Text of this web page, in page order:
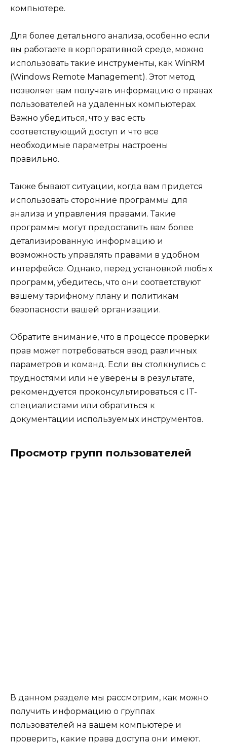
компьютере.
Для более детального анализа, особенно если
вы работаете в корпоративной среде, можно
использовать такие инструменты, как WinRM
(Windows Remote Management). Этот метод
позволяет вам получать информацию о правах
пользователей на удаленных компьютерах.
Важно убедиться, что у вас есть
соответствующий доступ и что все
необходимые параметры настроены
правильно.
Также бывают ситуации, когда вам придется
использовать сторонние программы для
анализа и управления правами. Такие
программы могут предоставить вам более
детализированную информацию и
возможность управлять правами в удобном
интерфейсе. Однако, перед установкой любых
программ, убедитесь, что они соответствуют
вашему тарифному плану и политикам
безопасности вашей организации.
Обратите внимание, что в процессе проверки
прав может потребоваться ввод различных
параметров и команд. Если вы столкнулись с
трудностями или не уверены в результате,
рекомендуется проконсультироваться с IT-
специалистами или обратиться к
документации используемых инструментов.
Просмотр групп пользователей
В данном разделе мы рассмотрим, как можно
получить информацию о группах
пользователей на вашем компьютере и
проверить, какие права доступа они имеют.